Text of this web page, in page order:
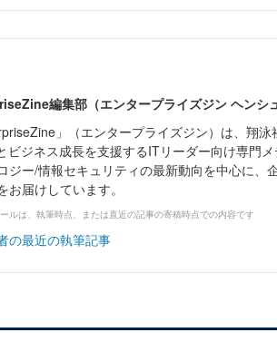
編集部（エンタープライズジン ヘンシ
」（エンタープライズジン）は、翔
ビジネス成長を支援するITリーダー向け専門
ジー/情報セキュリティの最新動向を中心に、
お届けしています。
ルは、執筆時点、または直近の記事の寄稿時点での内容です
の最近の執筆記事